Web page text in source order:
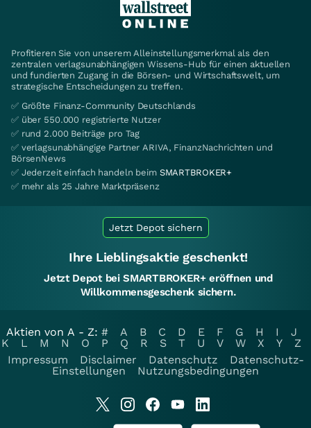
Profitieren Sie von unserem Alleinstellungsmerkmal als den
zentralen verlagsunabhängigen Wissens-Hub für einen aktuellen
und fundierten Zugang in die Börsen- und Wirtschaftswelt, um
strategische Entscheidungen zu treffen.
✅ Größte Finanz-Community Deutschlands
✅ über 550.000 registrierte Nutzer
✅ rund 2.000 Beiträge pro Tag
✅ verlagsunabhängige Partner ARIVA, FinanzNachrichten und
BörsenNews
✅ Jederzeit einfach handeln beim SMARTBROKER+
✅ mehr als 25 Jahre Marktpräsenz
Jetzt Depot sichern
Ihre Lieblingsaktie geschenkt!
Jetzt Depot bei SMARTBROKER+ eröffnen und
Willkommensgeschenk sichern.
Aktien von A - Z: # A B C D E F G H I
J
K
L M N O P Q R S T U V W X Y
Z
Impressum
Disclaimer Datenschutz
Datenschutz-
Einstellungen
Nutzungsbedingungen